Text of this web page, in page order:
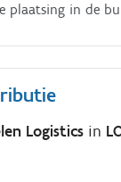
plaatsing in de
Logistics in